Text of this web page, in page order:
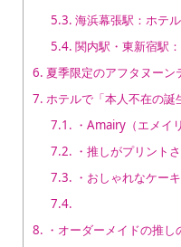
5.3. 海浜幕張駅：ホテ
5.4. 関内駅・東新宿駅
6. 夏季限定のアフタヌーン
7. ホテルで「本人不在の
7.1. ・Amairy（エメイ
7.2. ・推しがプリント
7.3. ・おしゃれなケー
7.4.
8. ・オーダーメイドの推